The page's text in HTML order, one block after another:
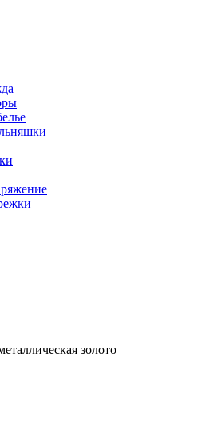
золото